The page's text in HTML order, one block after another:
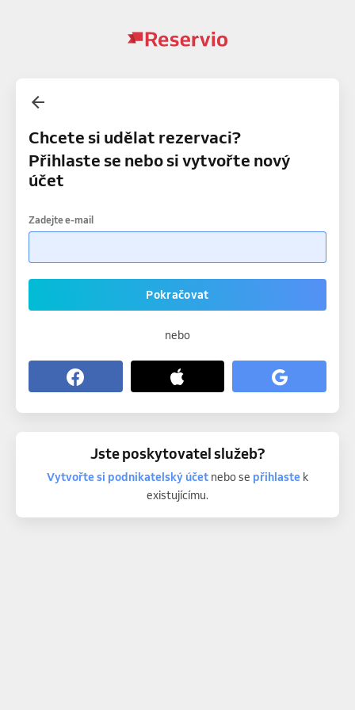
Chcete si udělat rezervaci?
Přihlaste se nebo si vytvořte nový
účet
Zadejte e-mail
Pokračovat
nebo
Jste poskytovatel služeb?
Vytvořte si podnikatelský účetnebo se přihlastek
existujícímu.